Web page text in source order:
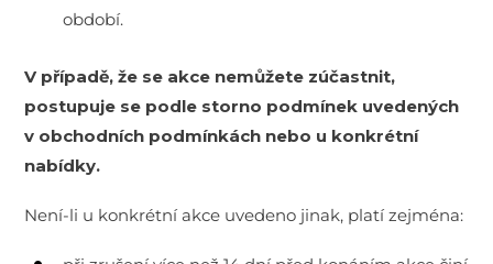
období.
V případě, že se akce nemůžete zúčastnit,
postupuje se podle storno podmínek uvedených
v obchodních podmínkách nebo u konkrétní
nabídky.
Není-li u konkrétní akce uvedeno jinak, platí zejména: